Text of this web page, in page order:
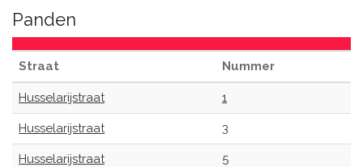
Panden
Straat Nummer
Husselarijstraat 1
Husselarijstraat 3
Husselarijstraat 5